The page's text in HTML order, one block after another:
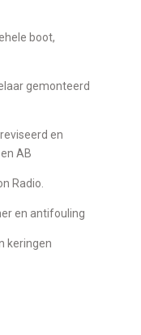
boot,
gemonteerd
en
AB
Radio.
en antifouling
keringen